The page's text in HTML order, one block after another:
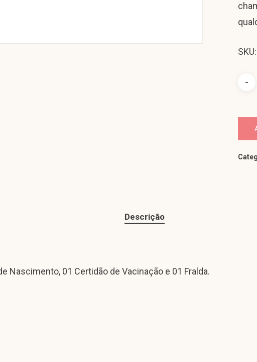
Descrição
Nascimento, 01 Certidão de Vacinação e 01 Fralda.